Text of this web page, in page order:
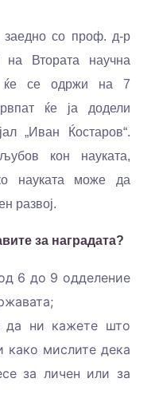
заедно со проф. д-р
Втората научна
ќе се одржи на 7
ќе ја додели
„Иван Ќостаров“.
кон науката,
науката може да
развој.
за наградата?
6 до 9 одделение
да ни кажете што
како мислите дека
за личен или за